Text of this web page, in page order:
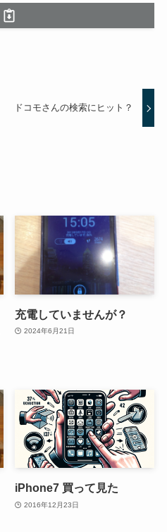
ドコモさんの検索にヒット？
充電していませんが？
2024年6月21日
iPhone7 買って見た
2016年12月23日